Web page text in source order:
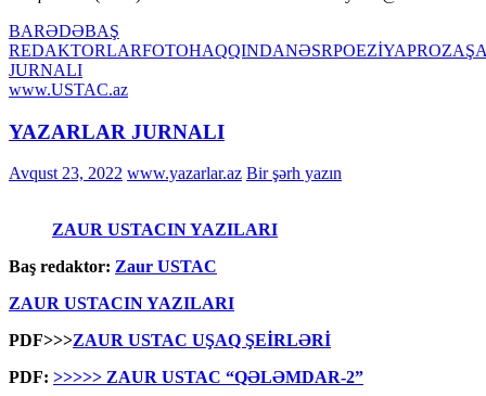
BARƏDƏBAŞ
REDAKTORLARFOTOHAQQINDANƏSRPOEZİYAPROZA
JURNALI
www.USTAC.az
YAZARLAR JURNALI
Avqust 23, 2022 www.yazarlar.az Bir şərh yazın
ZAUR USTACIN YAZILARI
Baş redaktor: Zaur USTAC
ZAUR USTACIN YAZILARI
PDF>>>ZAUR USTAC UŞAQ ŞEİRLƏRİ
PDF: >>>>> ZAUR USTAC “QƏLƏMDAR-2”